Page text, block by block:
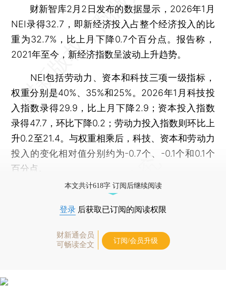
财新智库2月2日发布的数据显示，2026年1月
NEI录得32.7，即新经济投入占整个经济投入的比
重为32.7%，比上月下降0.7个百分点。报告称，
2021年至今，新经济指数呈波动上升趋势。
NEI包括劳动力、资本和科技三项一级指标，
权重分别是40%、35%和25%。2026年1月科技投
入指数录得29.9，比上月下降2.9；资本投入指数
录得47.7，环比下降0.2；劳动力投入指数则环比上
升0.2至21.4。与权重相乘后，科技、资本和劳动力
投入的变化相对值分别约为-0.7个、-0.1个和0.1个
百分点。
本文共计618字 订阅后继续阅读
登录 后获取已订阅的阅读权限
财新通会员
可畅读全文
订阅/会员升级